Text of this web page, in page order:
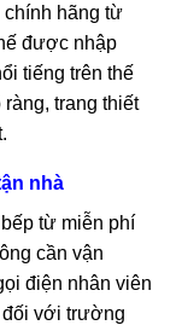
chính hãng từ
được nhập
tiếng trên thế
trang thiết
nhà
từ miễn phí
cần vận
điện nhân viên
đối với trường